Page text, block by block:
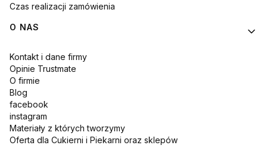
Czas realizacji zamówienia
O NAS
Kontakt i dane firmy
Opinie Trustmate
O firmie
Blog
facebook
instagram
Materiały z których tworzymy
Oferta dla Cukierni i Piekarni oraz sklepów